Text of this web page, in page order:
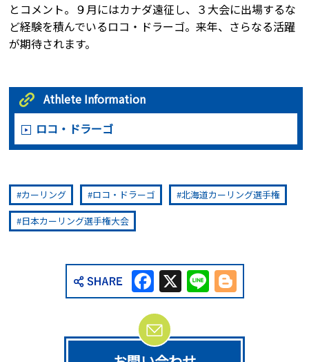
とコメント。９月にはカナダ遠征し、３大会に出場するな
ど経験を積んでいるロコ・ドラーゴ。来年、さらなる活躍
が期待されます。
Athlete Information
ロコ・ドラーゴ
カーリング ロコ・ドラーゴ
北海道カーリング選手権
日本カーリング選手権大会
Facebook
X Line